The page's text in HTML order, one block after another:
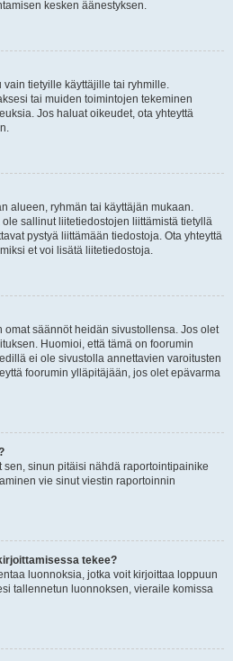
kesken äänestyksen.
tietyille käyttäjille tai ryhmille.
tai muiden toimintojen tekeminen
Jos haluat oikeudet, ota yhteyttä
alueen, ryhmän tai käyttäjän mukaan.
sallinut liitetiedostojen liittämistä tietyllä
pystyä liittämään tiedostoja. Ota yhteyttä
et voi lisätä liitetiedostoja.
säännöt heidän sivustollensa. Jos olet
Huomioi, että tämä on foorumin
ei ole sivustolla annettavien varoitusten
foorumin ylläpitäjään, jos olet epävarma
sinun pitäisi nähdä raportointipainike
vie sinut viestin raportoinnin
tekee?
luonnoksia, jotka voit kirjoittaa loppuun
tallennetun luonnoksen, vieraile komissa